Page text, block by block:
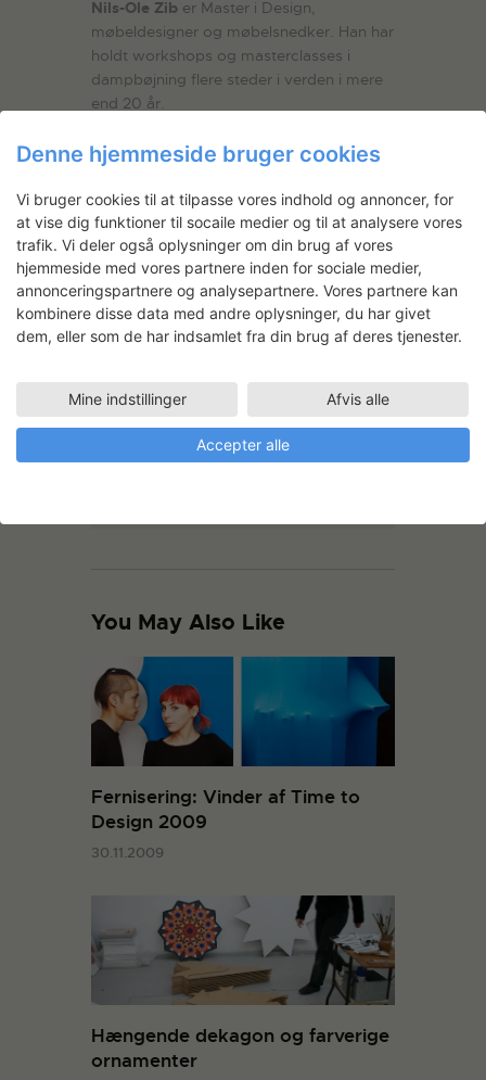
Nils-Ole Zib er Master i Design,
møbeldesigner og møbelsnedker. Han har
holdt workshops og masterclasses i
dampbøjning flere steder i verden i mere
end 20 år.
Værkstedsbilleder
vinter 2018
23.02.2018
Strategiproces på
Statens Værksteder
for Kunst
You May Also Like
Fernisering: Vinder af Time to
Design 2009
30.11.2009
Hængende dekagon og farverige
ornamenter
Denne hjemmeside bruger cookies
Vi bruger cookies til at tilpasse vores indhold og annoncer, for
at vise dig funktioner til socaile medier og til at analysere vores
trafik. Vi deler også oplysninger om din brug af vores
hjemmeside med vores partnere inden for sociale medier,
annonceringspartnere og analysepartnere. Vores partnere kan
kombinere disse data med andre oplysninger, du har givet
dem, eller som de har indsamlet fra din brug af deres tjenester.
Mine indstillinger Afvis alle
Accepter alle